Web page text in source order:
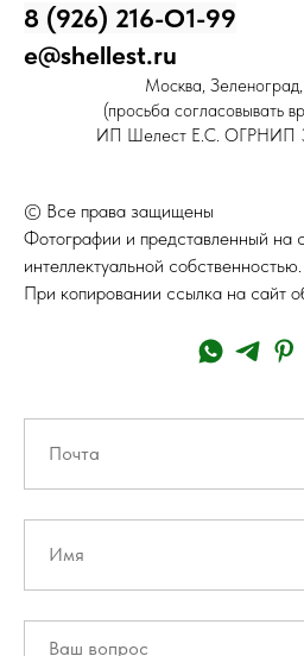
8 (926) 216-О1-99
e@shellest.ru
Москва,
(просьба согласовывать
ИП Шелест Е.С. ОГРНИП
© Все права защищены
Фотографии и представленный на
интеллектуальной собственностью.
При копировании ссылка на сайт